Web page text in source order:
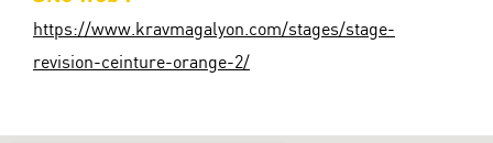
https://www.kravmagalyon.com/stages/stage-
revision-ceinture-orange-2/